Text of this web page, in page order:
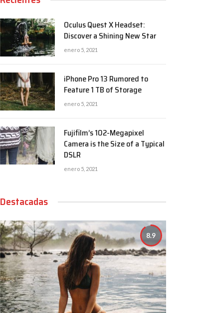
Oculus Quest X Headset:
Discover a Shining New Star
enero 5, 2021
iPhone Pro 13 Rumored to
Feature 1 TB of Storage
enero 5, 2021
Fujifilm’s 102-Megapixel
Camera is the Size of a Typical
DSLR
enero 5, 2021
Destacadas
8.9